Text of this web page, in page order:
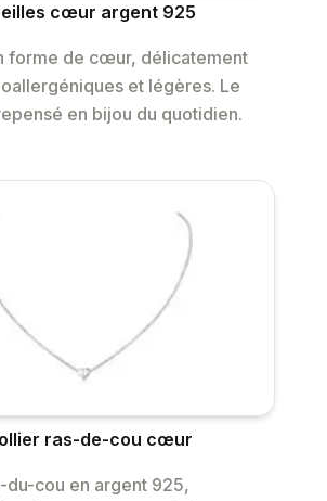
cœur argent 925
forme de cœur, délicatement
et légères. Le
en bijou du quotidien.
ras-de-cou cœur
du-cou en argent 925,